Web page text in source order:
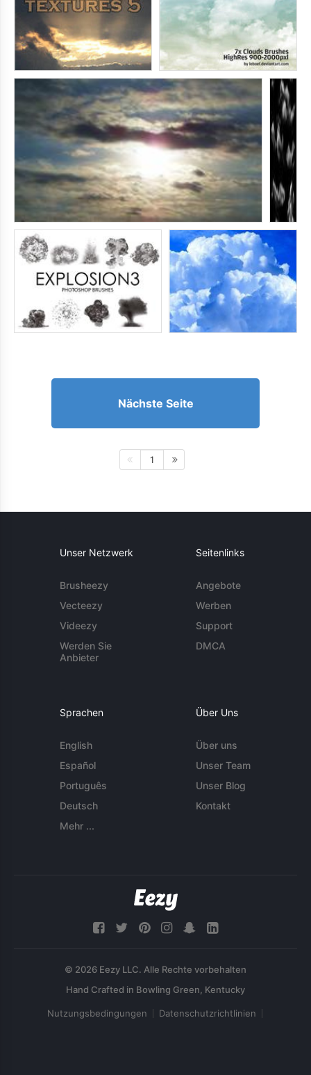
Nächste Seite
1
Unser Netzwerk
Brusheezy
Vecteezy
Videezy
Werden Sie
Anbieter
Seitenlinks
Angebote
Werben
Support
DMCA
Sprachen
English
Español
Português
Deutsch
Mehr ...
Über Uns
Über uns
Unser Team
Unser Blog
Kontakt
© 2026 Eezy LLC. Alle Rechte vorbehalten
Nutzungsbedingungen Datenschutzrichtlinien